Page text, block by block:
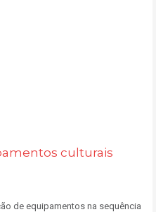
culturais
de equipamentos na sequência